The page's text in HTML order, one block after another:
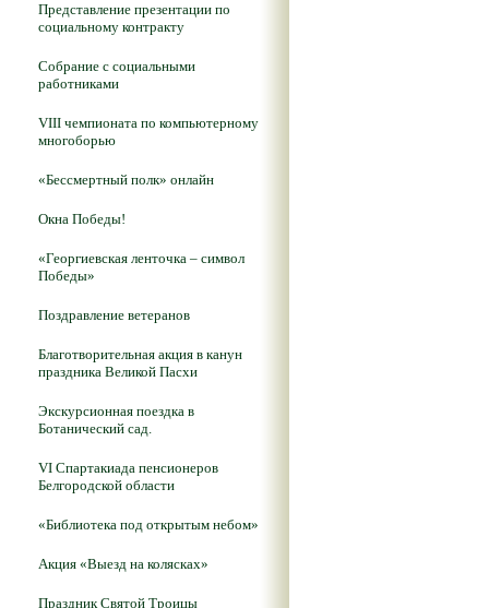
Представление презентации по
социальному контракту
Собрание с социальными
работниками
VIII чемпионата по компьютерному
многоборью
«Бессмертный полк» онлайн
Окна Победы!
«Георгиевская ленточка – символ
Победы»
Поздравление ветеранов
Благотворительная акция в канун
праздника Великой Пасхи
Экскурсионная поездка в
Ботанический сад.
VI Спартакиада пенсионеров
Белгородской области
«Библиотека под открытым небом»
Акция «Выезд на колясках»
Праздник Святой Троицы